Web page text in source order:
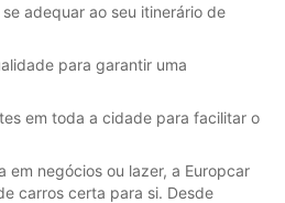
adequar ao seu itinerário de
para garantir uma
em toda a cidade para facilitar o
em negócios ou lazer, a Europcar
carros certa para si. Desde